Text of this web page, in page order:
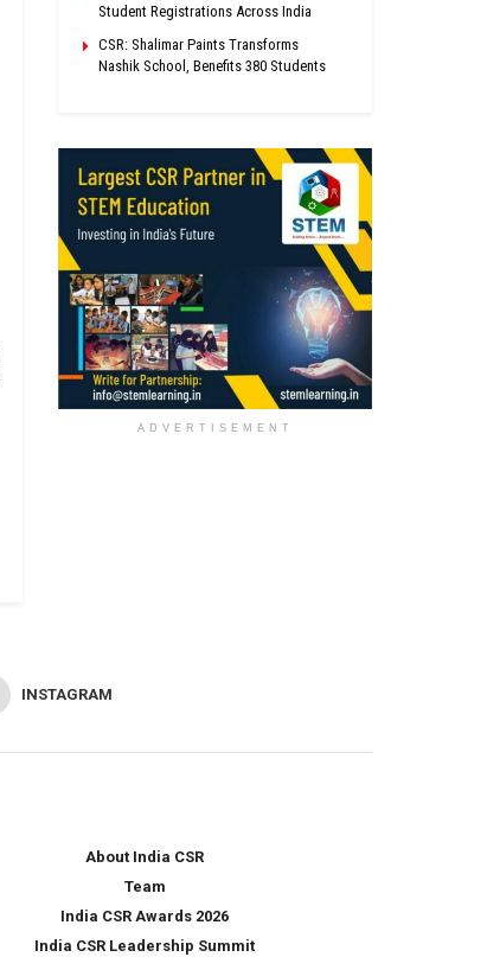
Student Registrations Across India
CSR: Shalimar Paints Transforms
Nashik School, Benefits 380 Students
ADVERTISEMENT
INSTAGRAM
About India CSR
Team
India CSR Awards 2026
India CSR Leadership Summit